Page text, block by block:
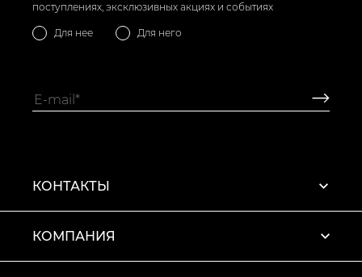
поступлениях, эксклюзивных акциях и событиях
Для нее Для него
КОНТАКТЫ
КОМПАНИЯ